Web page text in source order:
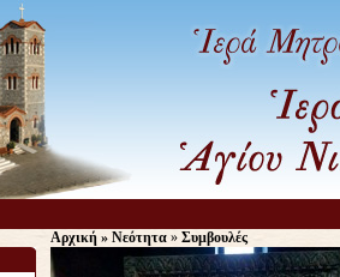
Αρχική» Νεότητα» Συμβουλές